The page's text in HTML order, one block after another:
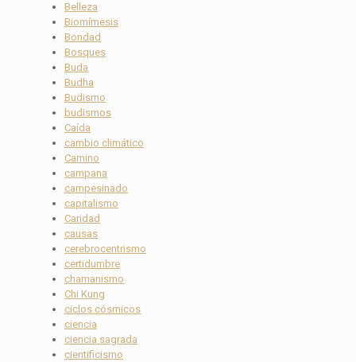
Belleza
Biomímesis
Bondad
Bosques
Buda
Budha
Budismo
budismos
Caída
cambio climático
Camino
campana
campesinado
capitalismo
Caridad
causas
cerebrocentrismo
certidumbre
chamanismo
Chi Kung
ciclos cósmicos
ciencia
ciencia sagrada
cientificismo